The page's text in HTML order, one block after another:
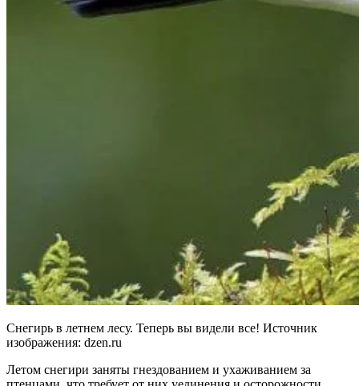
Снегирь в летнем лесу. Теперь вы видели все! Источник
изображения: dzen.ru
Летом снегири заняты гнездованием и ухаживанием за